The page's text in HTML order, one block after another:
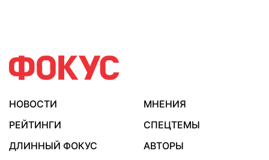
НОВОСТИ
МНЕНИЯ
РЕЙТИНГИ
СПЕЦТЕМЫ
ДЛИННЫЙ ФОКУС
АВТОРЫ